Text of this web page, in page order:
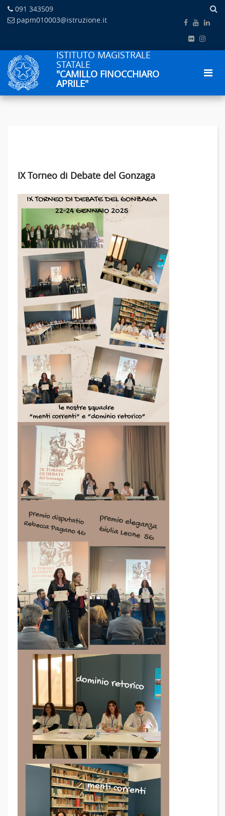
091 343509
papm010003@istruzione.it
ISTITUTO MAGISTRALE
STATALE
"CAMILLO FINOCCHIARO
APRILE"
IX Torneo di Debate del Gonzaga